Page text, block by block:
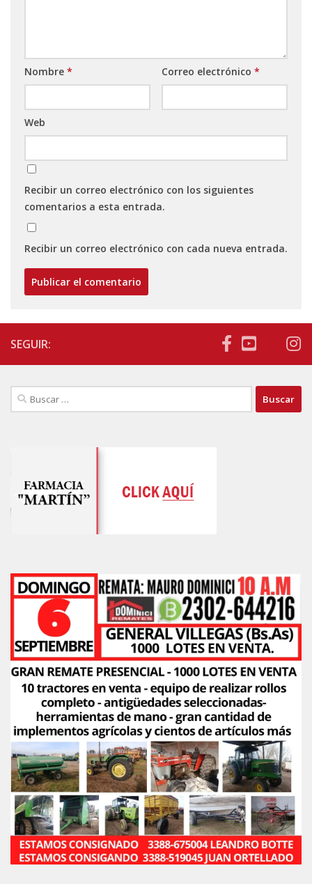
Nombre * Correo electrónico *
Web
Recibir un correo electrónico con los siguientes
comentarios a esta entrada.
Recibir un correo electrónico con cada nueva entrada.
SEGUIR:
Buscar: